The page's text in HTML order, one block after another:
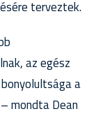
terveztek.
az egész
a
mondta Dean